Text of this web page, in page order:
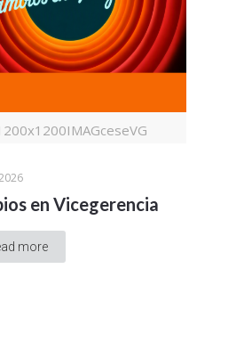
en Vicegerencia
more